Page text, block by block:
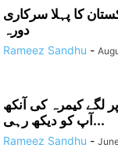
کا پہلا سرکاری
دورہ
Rameez Sandhu -
لگے کیمرہ کی آنکھ
آپ کو دیکھ رہی...
Rameez Sandhu -